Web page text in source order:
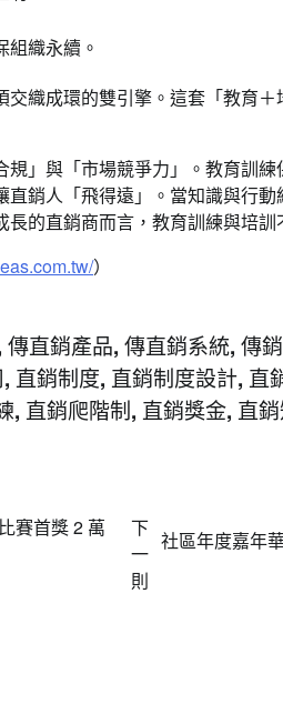
織永續。
織成環的雙引擎。這套「教育
」與「市場競爭力」。教育訓
銷人「飛得遠」。當知識與行
的直銷商而言，教育訓練與培訓
）
傳直銷產品, 傳直銷系統, 傳銷
, 直銷制度, 直銷制度設計, 直
, 直銷爬階制, 直銷獎金, 直
賽首獎 2 萬
下
一
則
社區年度嘉年